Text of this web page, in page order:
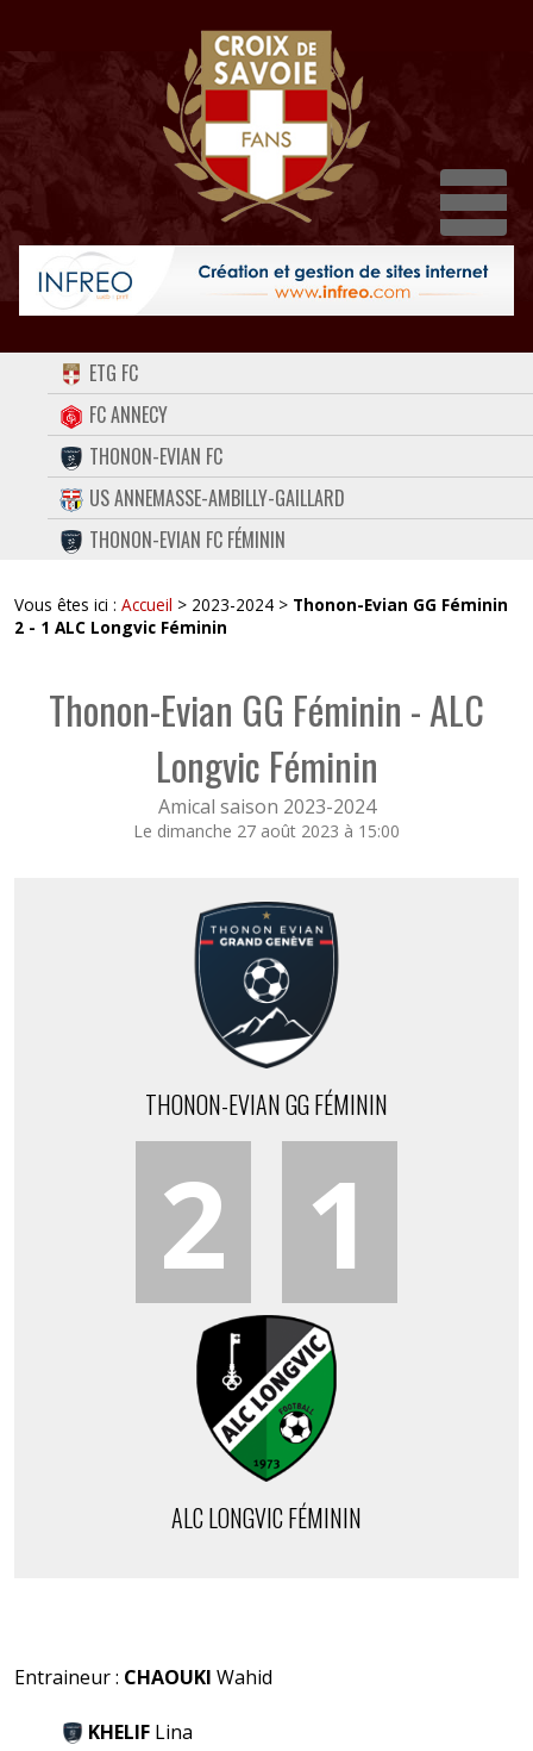
ACCUEIL
FORUM
CONTACT
FACEBOOK
TWITTER
INSTAGRAM
ETG FC
FC ANNECY
THONON-EVIAN FC
US ANNEMASSE-AMBILLY-GAILLARD
THONON-EVIAN FC FÉMININ
Vous êtes ici : Accueil > 2023-2024 > Thonon-Evian GG Féminin
2 - 1 ALC Longvic Féminin
Thonon-Evian GG Féminin - ALC
Longvic Féminin
Amical saison 2023-2024
Le dimanche 27 août 2023 à 15:00
THONON-EVIAN GG FÉMININ
2 1
ALC LONGVIC FÉMININ
Entraineur : CHAOUKI Wahid
KHELIF Lina